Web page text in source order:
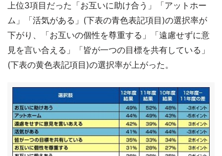
上位3項目だった「お互いに助け合う」「アットホー
ム」「活気がある」(下表の青色表記項目)の選択率が
下がり、「お互いの個性を尊重する」「遠慮せずに意
見を言い合える」「皆が一つの目標を共有している」
(下表の黄色表記項目)の選択率が上がった。